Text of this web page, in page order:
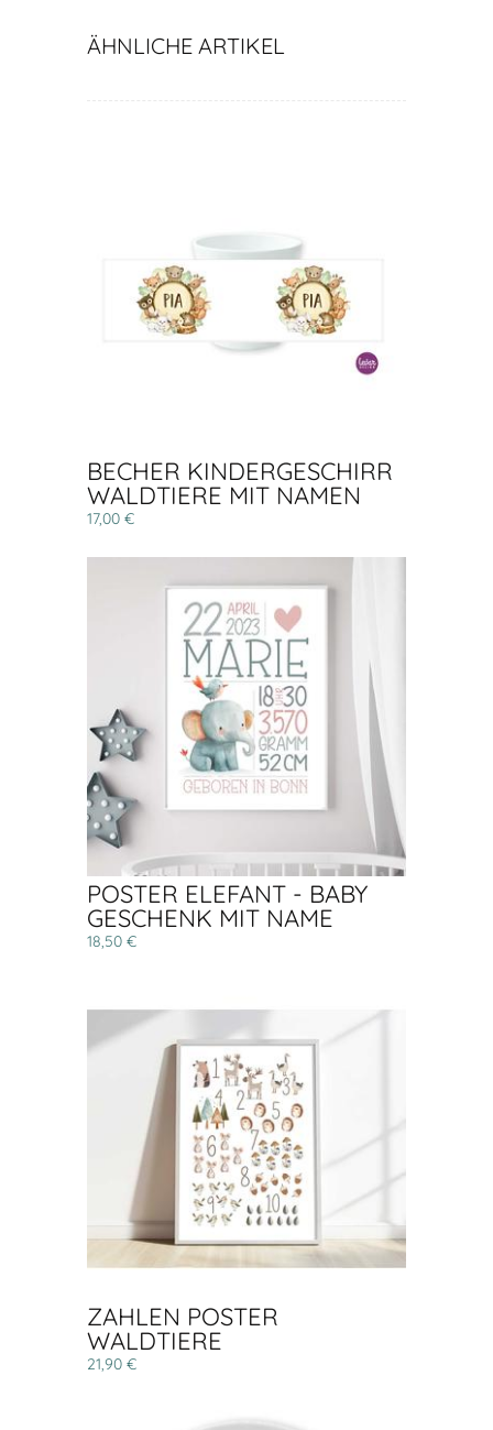
ÄHNLICHE ARTIKEL
BECHER KINDERGESCHIRR
WALDTIERE MIT NAMEN
17,00 €
POSTER ELEFANT - BABY
GESCHENK MIT NAME
18,50 €
ZAHLEN POSTER
WALDTIERE
21,90 €